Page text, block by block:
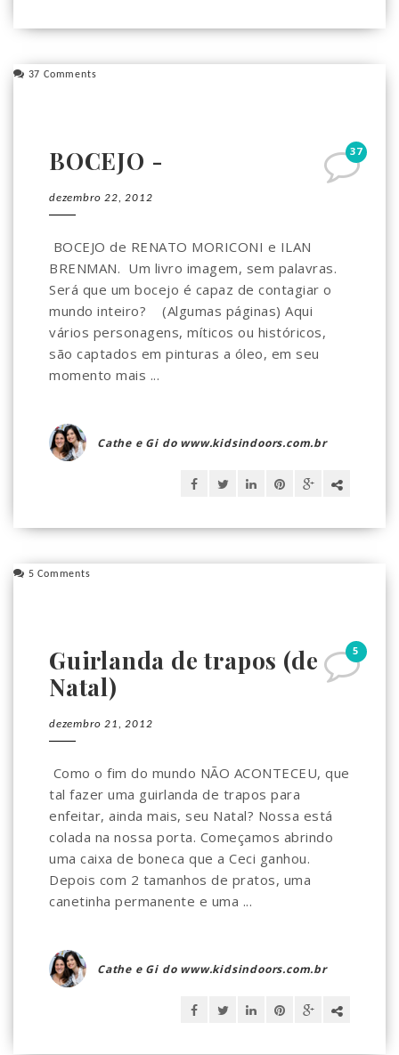
37 Comments
37
BOCEJO -
dezembro 22, 2012
BOCEJO de RENATO MORICONI e ILAN
BRENMAN. Um livro imagem, sem palavras.
Será que um bocejo é capaz de contagiar o
mundo inteiro? (Algumas páginas) Aqui
vários personagens, míticos ou históricos,
são captados em pinturas a óleo, em seu
momento mais ...
Cathe e Gi do www.kidsindoors.com.br
5 Comments
5
Guirlanda de trapos (de
Natal)
dezembro 21, 2012
Como o fim do mundo NÃO ACONTECEU, que
tal fazer uma guirlanda de trapos para
enfeitar, ainda mais, seu Natal? Nossa está
colada na nossa porta. Começamos abrindo
uma caixa de boneca que a Ceci ganhou.
Depois com 2 tamanhos de pratos, uma
canetinha permanente e uma ...
Cathe e Gi do www.kidsindoors.com.br